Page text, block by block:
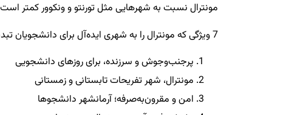
مونترال نسبت به شهرهایی مثل تورنتو و ونکوور کمتر
7 ویژگی که مونترال را به شهری ایده‌آل برای دانشجویان تبدیل می‌کند:
پرجنب‌وجوش و سرزنده، برای روزهای دانشجویی
مونترال، شهر تفریحات تابستانی و زمستانی
امن و مقرون‌به‌صرفه؛ آرمانشهر دانشجوها